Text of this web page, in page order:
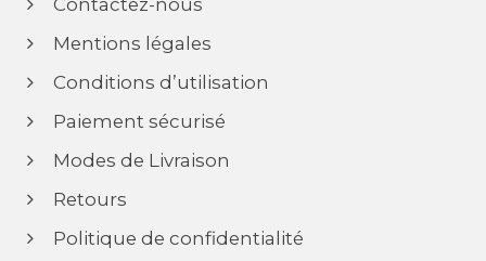
Contactez-nous
Mentions légales
Conditions d’utilisation
Paiement sécurisé
Modes de Livraison
Retours
Politique de confidentialité